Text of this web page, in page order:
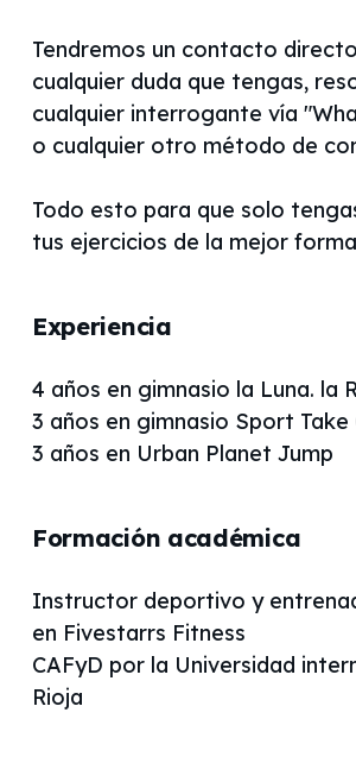
Tendremos un contacto
cualquier duda que tengas,
cualquier interrogante vía
o cualquier otro método de
Todo esto para que solo
tus ejercicios de la mejor
Experiencia
4 años en gimnasio la Luna. la
3 años en gimnasio Sport Take
3 años en Urban Planet Jump
Formación académica
Instructor deportivo y
en Fivestarrs Fitness
CAFyD por la Universidad
Rioja